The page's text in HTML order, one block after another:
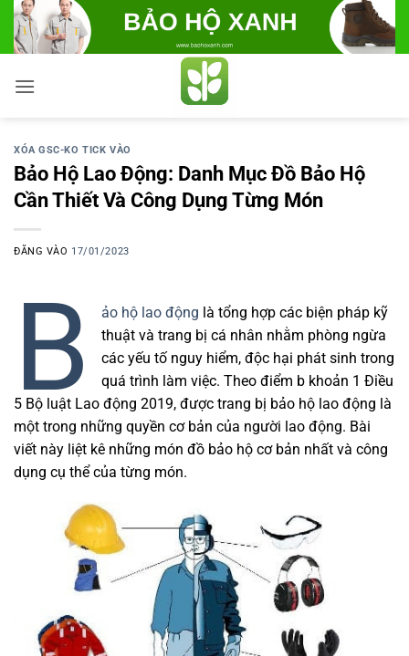
Bỏ
qua
nội
dung
XÓA GSC-KO TICK VÀO
Bảo Hộ Lao Động: Danh Mục Đồ Bảo Hộ
Cần Thiết Và Công Dụng Từng Món
ĐĂNG VÀO 17/01/2023
B ảo hộ lao động là tổng hợp các biện pháp kỹ
thuật và trang bị cá nhân nhằm phòng ngừa
các yếu tố nguy hiểm, độc hại phát sinh trong
quá trình làm việc. Theo điểm b khoản 1 Điều
5 Bộ luật Lao động 2019, được trang bị bảo hộ lao động là
một trong những quyền cơ bản của người lao động. Bài
viết này liệt kê những món đồ bảo hộ cơ bản nhất và công
dụng cụ thể của từng món.